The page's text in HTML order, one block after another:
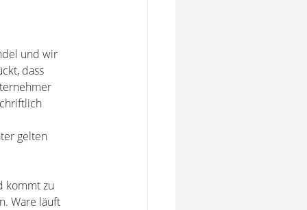
und wir
dass
gelten
kommt zu
Ware läuft